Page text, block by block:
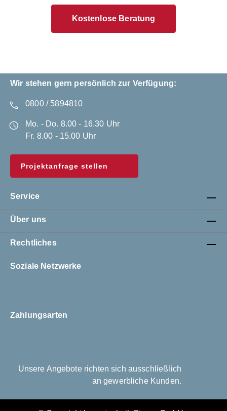
Kostenlose Beratung
Wir stehen gern persönlich zur Verfügung:
0800 / 5894810
Mo. - Do. 8.00 - 16.30 Uhr
Fr. 8.00 - 15.00 Uhr
Projektanfrage stellen
Service
Über uns
Rechtliches
Soziale Netzwerke
Zahlungsarten
Unsere Angebote richten sich ausschließlich
an gewerbliche Kunden.